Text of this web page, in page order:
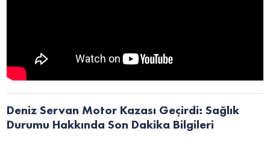
Deniz Servan Motor Kazası Geçirdi: Sağlık
Durumu Hakkında Son Dakika Bilgileri